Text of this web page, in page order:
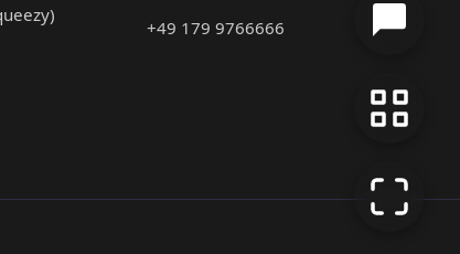
+49 179 9766666